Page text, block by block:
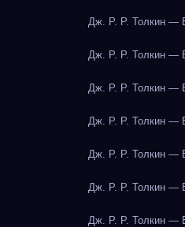
Дж. Р. Р. Толкин —
Дж. Р. Р. Толкин —
Дж. Р. Р. Толкин —
Дж. Р. Р. Толкин —
Дж. Р. Р. Толкин —
Дж. Р. Р. Толкин —
Дж. Р. Р. Толкин —